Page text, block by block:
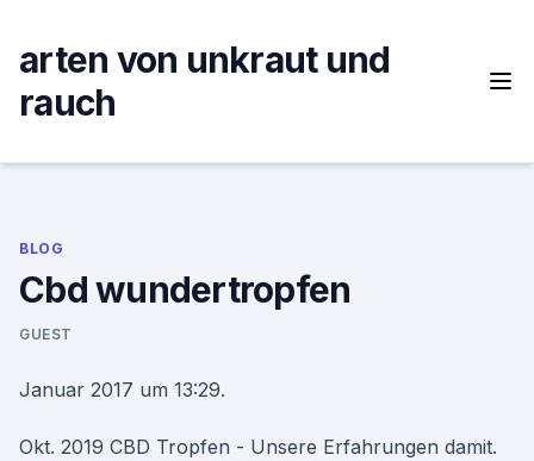
content
arten von unkraut und
rauch
BLOG
Cbd wundertropfen
GUEST
Januar 2017 um 13:29.
Okt. 2019 CBD Tropfen - Unsere Erfahrungen damit.